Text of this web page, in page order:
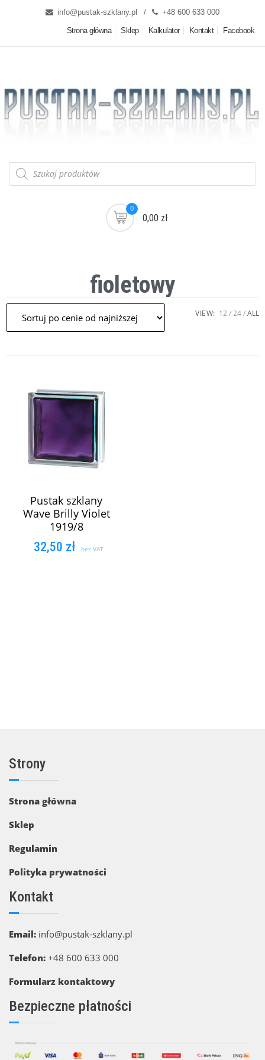
info@pustak-szklany.pl +48 600 633 000
Strona główna Sklep Kalkulator Kontakt Facebook
0
0,00 zł
fioletowy
VIEW: 12 24 ALL
Pustak szklany
Wave Brilly Violet
1919/8
32,50 zł bez VAT
Strony
Strona główna
Sklep
Regulamin
Polityka prywatności
Kontakt
Email: info@pustak-szklany.pl
Telefon: +48 600 633 000
Formularz kontaktowy
Bezpieczne płatności